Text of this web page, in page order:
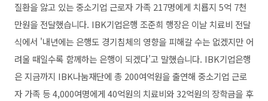
질환을 앓고 있는 중소기업 근로자 가족 217명에게 치룝지 5억 7천
만원을 전달했습니다. IBK기업은행 조준희 행장은 이날 치료비 전달
식에서 '내년에는 은행도 경기침체의 영향을 피해갈 수는 없겠지만 어
려울 때일수록 함께하는 은행이 되겠다'고 말했습니다. IBK기업은행
은 지금까지 IBK나눔재단에 총 200여억원을 출연해 중소기업 근로
자 가족 등 4,000여명에게 40억원의 치료비와 32억원의 장학금을 후